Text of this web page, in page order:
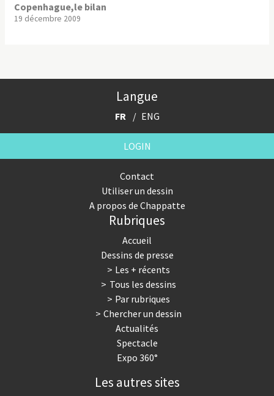
Copenhague,le bilan
19 décembre 2009
Langue
FR ENG
LOGIN
Contact
Utiliser un dessin
A propos de Chappatte
Rubriques
Accueil
Dessins de presse
Les + récents
Tous les dessins
Par rubriques
Chercher un dessin
Actualités
Spectacle
Expo 360°
Les autres sites